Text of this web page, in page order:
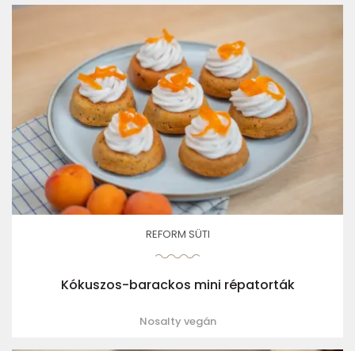
REFORM SÜTI
Kókuszos-barackos mini répatorták
Nosalty vegán